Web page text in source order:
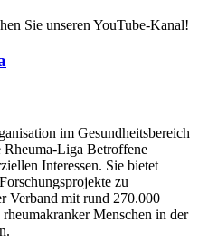
Sie unseren YouTube-Kanal!
im Gesundheitsbereich
Rheuma-Liga Betroffene
Interessen. Sie bietet
zu
Verband mit rund 270.000
Menschen in der